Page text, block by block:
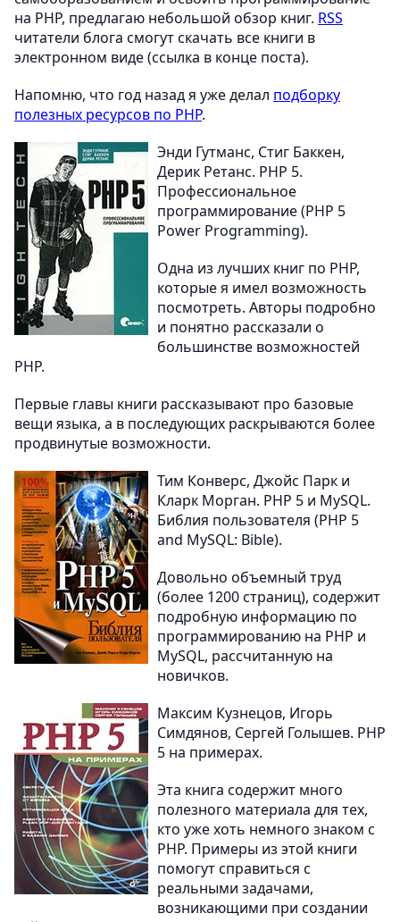
на PHP, предлагаю небольшой обзор книг. RSS
читатели блога смогут скачать все книги в
электронном виде (ссылка в конце поста).
Напомню, что год назад я уже делал подборку
полезных ресурсов по PHP.
Энди Гутманс, Стиг Баккен,
Дерик Ретанс. PHP 5.
Профессиональное
программирование (PHP 5
Power Programming).
Одна из лучших книг по PHP,
которые я имел возможность
посмотреть. Авторы подробно
и понятно рассказали о
большинстве возможностей
PHP.
Первые главы книги рассказывают про базовые
вещи языка, а в последующих раскрываются более
продвинутые возможности.
Тим Конверс, Джойс Парк и
Кларк Морган. PHP 5 и MySQL.
Библия пользователя (PHP 5
and MySQL: Bible).
Довольно объемный труд
(более 1200 страниц), содержит
подробную информацию по
программированию на PHP и
MySQL, рассчитанную на
новичков.
Максим Кузнецов, Игорь
Симдянов, Сергей Голышев. PHP
5 на примерах.
Эта книга содержит много
полезного материала для тех,
кто уже хоть немного знаком с
PHP. Примеры из этой книги
помогут справиться с
реальными задачами,
возникающими при создании